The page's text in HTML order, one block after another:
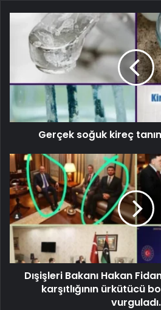
Gerçek soğuk kireç
Dışişleri Bakanı Hakan
karşıtlığının ürkütücü
vurguladı.